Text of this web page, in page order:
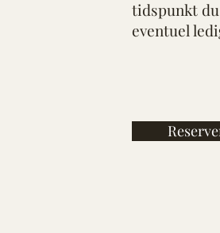
tidspunkt
eventuel